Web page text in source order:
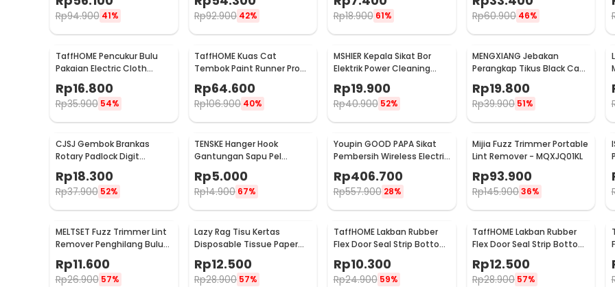
400ml - ST1003
Rp94.900 41% Rp92.900 42% Rp18.900 61%
B1589
Rp60.900 46%
TaffHOME Pencukur Bulu
Pakaian Electric Cloth
Fabric Shaver - FL-188
Rp16.800
Rp35.900 54%
TaffHOME Kuas Cat
Tembok Paint Runner Pro
Roller - DY-526
Rp64.600
Rp106.900 40%
MSHIER Kepala Sikat Bor
Elektrik Power Cleaning
Head 3 PCS - DB003
Rp19.900
Rp40.900 52%
MENGXIANG Jebakan
Perangkap Tikus Black Cat
Mousetrap 2 PCS - JB56
Rp19.800
Rp39.900 51%
CJSJ Gembok Brankas
Rotary Padlock Digit
Combination Padlock -
CH-209
Rp18.300
Rp37.900 52%
TENSKE Hanger Hook
Gantungan Sapu Pel
Multifungsi 1 PCS - GF-016
Rp5.000
Rp14.900 67%
Youpin GOOD PAPA Sikat
Pembersih Wireless Electric
Cleaning - CL99
Rp406.700
Rp557.900 28%
Mijia Fuzz Trimmer Portable
Lint Remover - MQXJQ01KL
Rp93.900
Rp145.90036%
MELTSET Fuzz Trimmer Lint
Remover Penghilang Bulu
Serat Kain - CV8805
Rp11.600
Rp26.900 57%
Lazy Rag Tisu Kertas
Disposable Tissue Paper
Towel 1 Roll (50 Helai) -
MB104P
Rp12.500
Rp28.900 57%
TaffHOME Lakban Rubber
Flex Door Seal Strip Bottom
Waterproof 25mmx5M -
TP39
Rp10.300
Rp24.900 59%
TaffHOME Lakban Rubber
Flex Door Seal Strip Bottom
Waterproof 35mmx5M -
TP39
Rp12.500
Rp28.900 57%